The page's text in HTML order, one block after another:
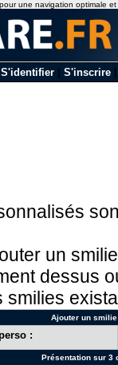
S'identifier S'inscrire
un
dessus
smilies
Ajouter un
:
Présentation sur 3
une navigation optimale